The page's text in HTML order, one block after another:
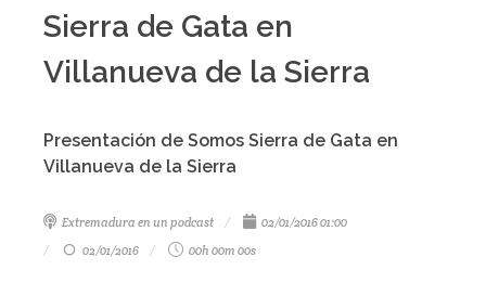
Sierra de Gata en
Villanueva de la Sierra
Presentación de Somos Sierra de Gata en
Villanueva de la Sierra
Extremadura en un podcast
02/01/2016 01:00
02/01/2016
00h 00m 00s